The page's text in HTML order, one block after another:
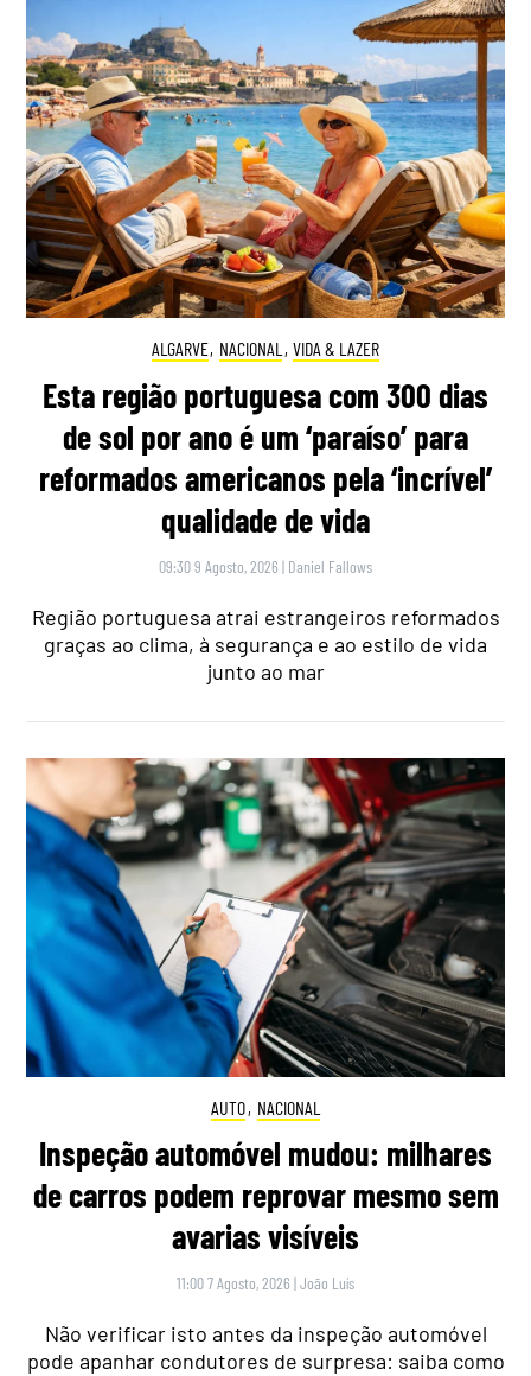
ALGARVE, NACIONAL , VIDA & LAZER
Esta região portuguesa com 300 dias
de sol por ano é um ‘paraíso’ para
reformados americanos pela ‘incrível’
qualidade de vida
09:30 9 Agosto, 2026 | Daniel Fallows
Região portuguesa atrai estrangeiros reformados
graças ao clima, à segurança e ao estilo de vida
junto ao mar
AUTO, NACIONAL
Inspeção automóvel mudou: milhares
de carros podem reprovar mesmo sem
avarias visíveis
11:00 7 Agosto, 2026 |João Luís
Não verificar isto antes da inspeção automóvel
pode apanhar condutores de surpresa: saiba como